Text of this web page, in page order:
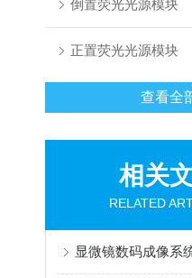
倒置荧光光源模块
正置荧光光源模块
查看全
相关
RELATED